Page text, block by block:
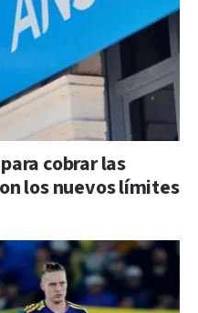
cobrar las
los nuevos límites